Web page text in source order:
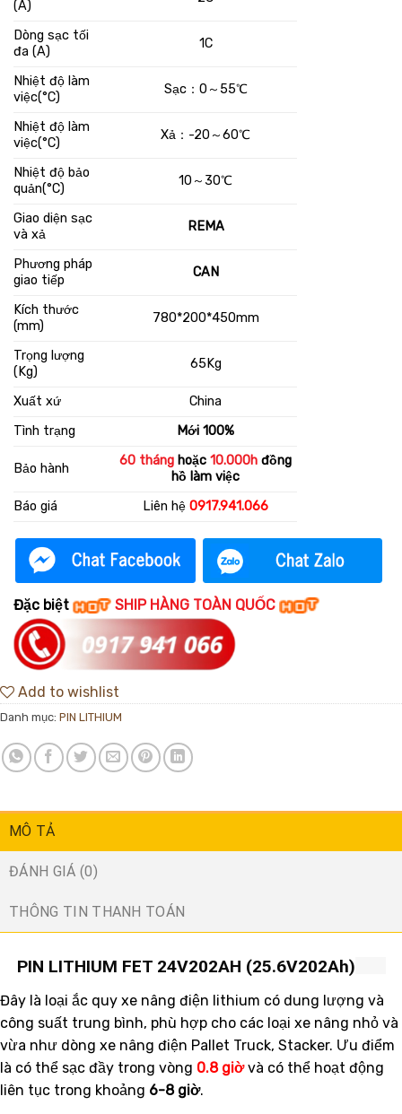
(A)
Dòng sạc tối
đa (A)
1C
Nhiệt độ làm
việc(°C)
Sạc： 0 ～ 55℃
Nhiệt độ làm
việc(°C)
Xả ： -20 ～60℃
Nhiệt độ bảo
quản(°C)
10 ～ 30℃
Giao diện sạc
và xả
REMA
Phương pháp
giao tiếp
CAN
Kích thước
(mm)
780*200*450mm
Trọng lượng
(Kg)
65Kg
Xuất xứ
China
Tình trạng
Mới 100%
Bảo hành
60 tháng hoặc10.000h đồng
hồ làm việc
Báo giá
Liên hệ0917.941.066
Đặc biệt SHIP HÀNG TOÀN QUỐC
Add to wishlist
Danh mục: PIN LITHIUM
MÔ TẢ
ĐÁNH GIÁ (0)
THÔNG TIN THANH TOÁN
PIN LITHIUM FET 24V202AH (25.6V202Ah)
Đây là loại ắc quy xe nâng điện lithium có dung lượng và
công suất trung bình, phù hợp cho các loại xe nâng nhỏ và
vừa như dòng xe nâng điện Pallet Truck, Stacker. Ưu điểm
là có thể sạc đầy trong vòng 0.8 giờvà có thể hoạt động
liên tục trong khoảng 6-8 giờ.